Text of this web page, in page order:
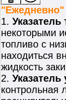
"Ежедневно"
1.
некоторыми
топливо с
находиться
жидкость
2.
контрольная